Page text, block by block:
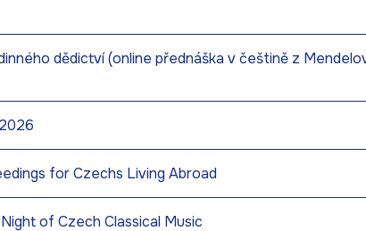
dědictví (online přednáška v češtině z
for Czechs Living Abroad
of Czech Classical Music